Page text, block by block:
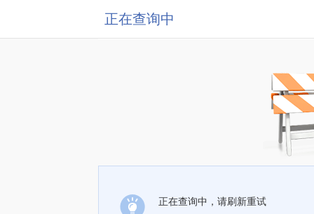
正在查询中
正在查询中，请刷新重试